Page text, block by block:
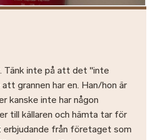
Tänk inte på att det "inte
grannen har en. Han/hon är
kanske inte har någon
till källaren och hämta tar för
från företaget som